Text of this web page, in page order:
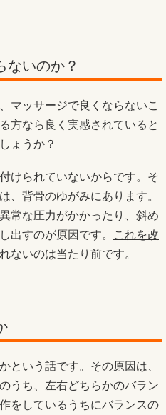
ないのか？
マッサージで良くならないこ
方なら良く実感されていると
ょうか？
けられていないからです。そ
、背骨のゆがみにあります。
常な圧力がかかったり、斜め
出すのが原因です。
これを改
ないのは当たり前です。
という話です。その原因は、
うち、左右どちらかのバラン
をしているうちにバランスの